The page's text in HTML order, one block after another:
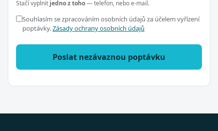
Stačí vyplnit jedno z toho— telefon, nebo e-mail.
Souhlasím se zpracováním osobních údajů za účelem vyřízení
poptávky.Zásady ochrany osobních údajů
Poslat nezávaznou poptávku